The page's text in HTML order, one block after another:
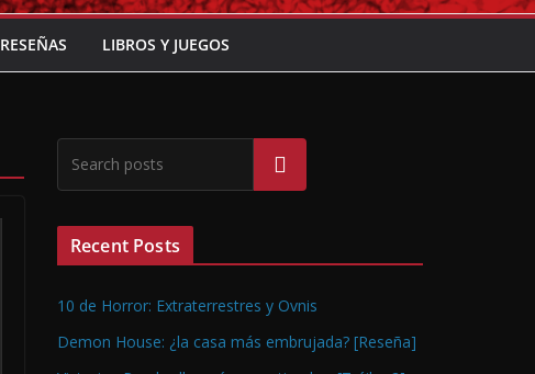
RESEÑAS LIBROS Y JUEGOS
Buscar
Recent Posts
10 de Horror: Extraterrestres y Ovnis
Demon House: ¿la casa más embrujada? [Reseña]